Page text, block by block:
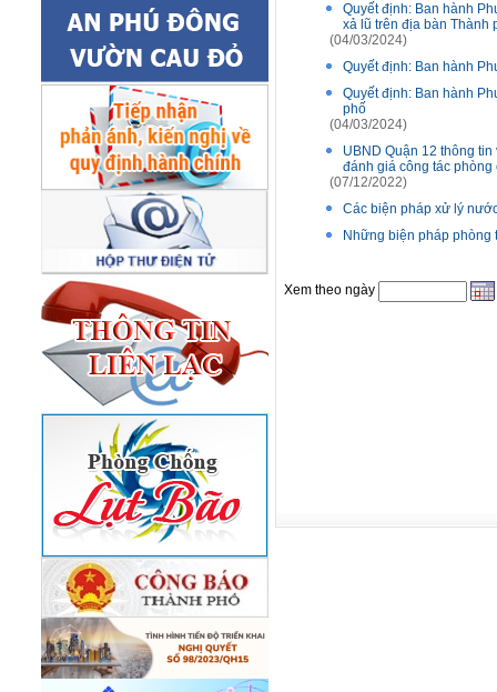
Quyết định: Ban hành
xả lũ trên địa bàn Thành
(04/03/2024)
Quyết định: Ban hành
Quyết định: Ban hành
phố
(04/03/2024)
UBND Quận 12 thông
đánh giá công tác
(07/12/2022)
Các biện pháp xử lý
Những biện pháp phòng
Xem theo ngày